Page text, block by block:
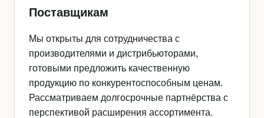
Поставщикам
Мы открыты для сотрудничества с
производителями и дистрибьюторами,
готовыми предложить качественную
продукцию по конкурентоспособным ценам.
Рассматриваем долгосрочные партнёрства с
перспективой расширения ассортимента.